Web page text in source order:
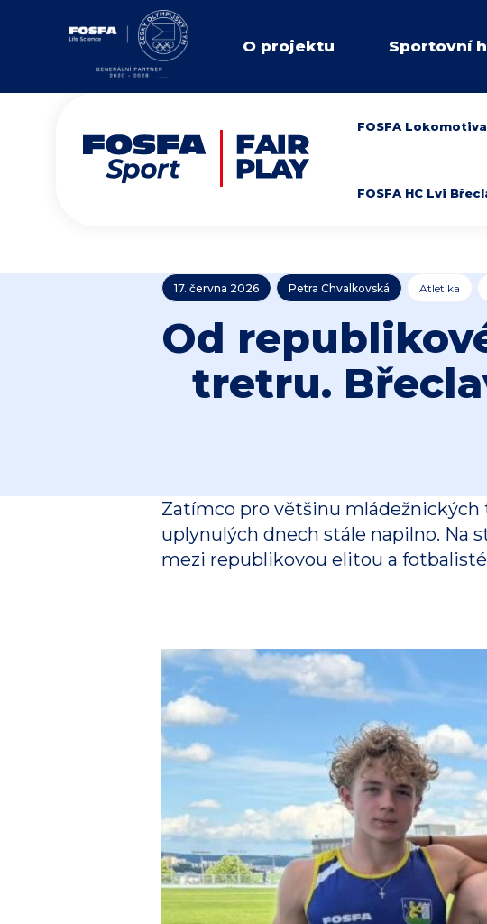
O projektu Sportovní
FOSFA
FOSFA HC Lvi
17. června 2026 Petra Chvalkovská Atletika
Od
tretru.
Zatímco pro většinu
uplynulých dnech stále napilno. Na
mezi republikovou elitou a